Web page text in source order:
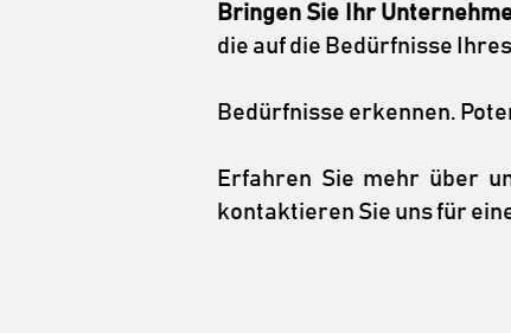
Bringen Sie Ihr
die auf die Bedürfnisse
Bedürfnisse erkennen.
Erfahren Sie mehr über
kontaktieren Sie uns für